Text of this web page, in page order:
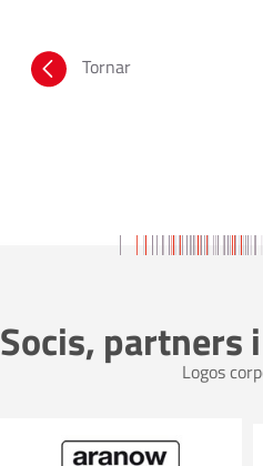
Tornar
Socis, partners
Logos